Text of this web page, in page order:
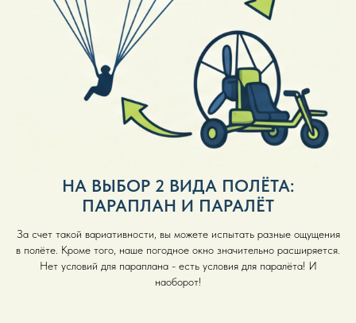
НА ВЫБОР 2 ВИДА ПОЛЁТА:
ПАРАПЛАН И ПАРАЛЁТ
За счет такой вариативности, вы можете испытать разные ощущения
в полёте. Кроме того, наше погодное окно значительно расширяется.
Нет условий для параплана - есть условия для паралёта! И
наоборот!